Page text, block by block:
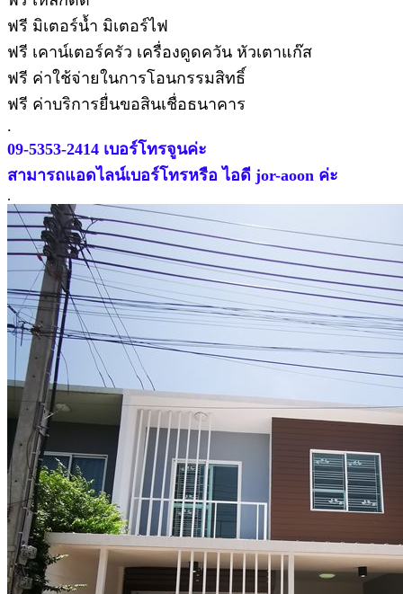
ฟรี มิเตอร์น้ำ มิเตอร์ไฟ
ฟรี เคาน์เตอร์ครัว เครื่องดูดควัน หัวเตาแก๊ส
ฟรี ค่าใช้จ่ายในการโอนกรรมสิทธิ์
ฟรี ค่าบริการยื่นขอสินเชื่อธนาคาร
.
09-5353-2414 เบอร์โทรจูนค่ะ
สามารถแอดไลน์เบอร์โทรหรือ ไอดี jor-aoon ค่ะ
.